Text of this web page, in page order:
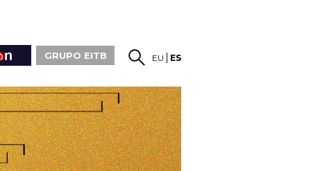
GRUPO EITB EU ES